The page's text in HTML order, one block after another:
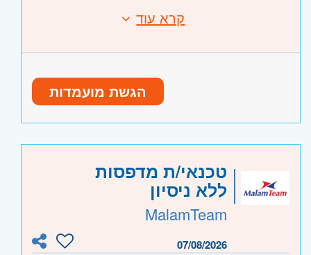
משמעותי. ניסיון ברובוטי צביעה ובמפעל
תעשייתי בתחום הצביעה או גימור - יתרון.
נכונות עבודה תחת לחץ ועמידה ביעדי ייצור -
היקף משרה: משרה מלאה
קוד משרה:JB-00082
- עפולה, נצרת ובית שאן, קריות
ועמק זבולון, חיפה והכרמל
קרא עוד
הגשת מועמדות
טכנאי/ת מדפסות
ללא ניסיון
MalamTeam
07/08/2026